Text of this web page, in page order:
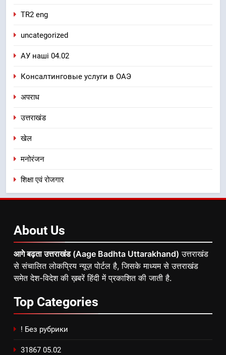
TR2 eng
uncategorized
АУ наші 04.02
Консалтинговые услуги в ОАЭ
अपराध
उत्तराखंड
खेल
मनोरंजन
शिक्षा एवं रोजगार
About Us
आगे बढ़ता उत्तराखंड (Aage Badhta Uttarakhand) उत्तराखंड
से संचालित लोकप्रिय न्यूज़ पोर्टल है, जिसके माध्यम से उत्तराखंड
समेत देश-विदेश की ख़बरें हिंदी में प्रकाशित की जाती है.
Top Categories
! Без рубрики
31867 05.02